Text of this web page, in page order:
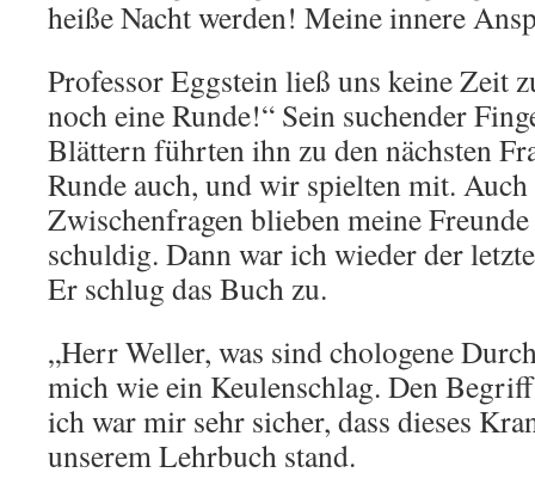
heiße Nacht werden! Meine innere
Professor Eggstein ließ uns keine Zeit
noch eine Runde!“ Sein suchender
Blättern führten ihn zu den nächsten
Runde auch, und wir spielten mit.
Zwischenfragen blieben meine
schuldig. Dann war ich wieder der
Er schlug das Buch zu.
„Herr Weller, was sind chologene
mich wie ein Keulenschlag. Den
ich war mir sehr sicher, dass dieses
unserem Lehrbuch stand.